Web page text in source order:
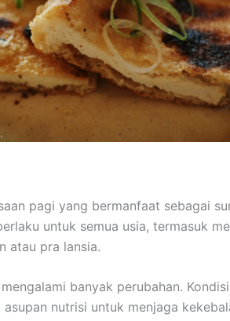
pagi yang bermanfaat sebagai
untuk semua usia, termasuk
atau pra lansia.
banyak perubahan.
nutrisi untuk menjaga